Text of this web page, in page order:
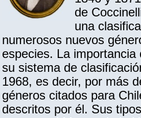
de
una
numerosos nuevos
especies. La
su sistema de
1968, es decir, por más
géneros citados para
descritos por él. Sus